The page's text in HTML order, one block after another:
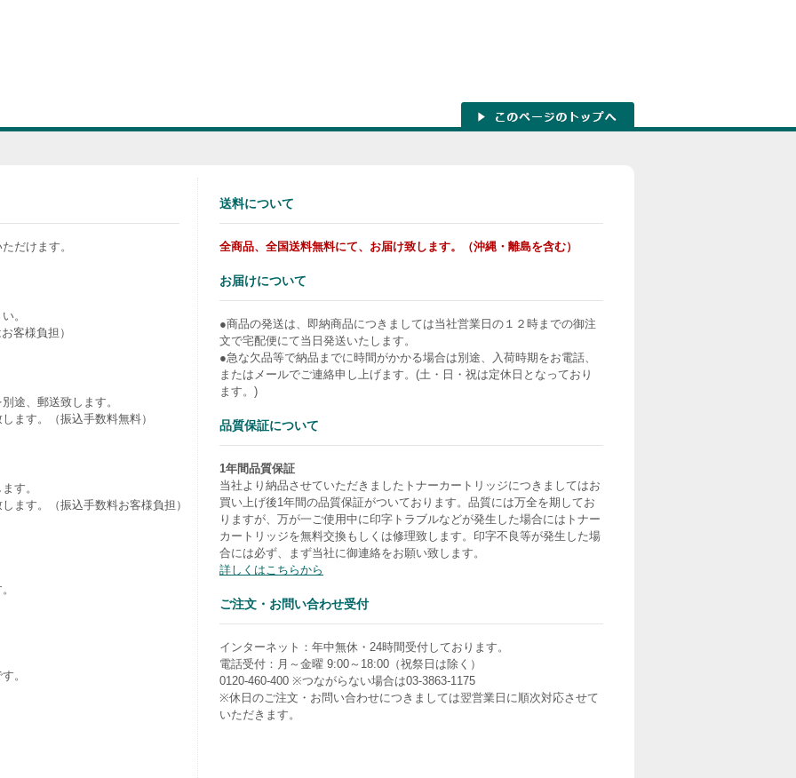
だけます。
。
客様負担）
途、郵送致します。
ます。（振込手数料無料）
す。
ます。（振込手数料お客様負担）
。
送料について
全商品、全国送料無料にて、お届け致します。（沖縄・離島を含む）
お届けについて
●商品の発送は、即納商品につきましては当社営業日の１２時までの御注
文で宅配便にて当日発送いたします。
●急な欠品等で納品までに時間がかかる場合は別途、入荷時期をお電話、
またはメールでご連絡申し上げます。(土・日・祝は定休日となっており
ます。)
品質保証について
1年間品質保証
当社より納品させていただきましたトナーカートリッジにつきましてはお
買い上げ後1年間の品質保証がついております。品質には万全を期してお
りますが、万が一ご使用中に印字トラブルなどが発生した場合にはトナー
カートリッジを無料交換もしくは修理致します。印字不良等が発生した場
合には必ず、まず当社に御連絡をお願い致します。
詳しくはこちらから
ご注文・お問い合わせ受付
インターネット：年中無休・24時間受付しております。
電話受付：月～金曜 9:00～18:00（祝祭日は除く）
0120-460-400 ※つながらない場合は03-3863-1175
※休日のご注文・お問い合わせにつきましては翌営業日に順次対応させて
いただきます。